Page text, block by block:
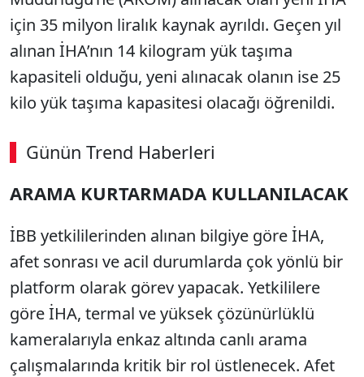
için 35 milyon liralık kaynak ayrıldı. Geçen yıl
alınan İHA’nın 14 kilogram yük taşıma
kapasiteli olduğu, yeni alınacak olanın ise 25
kilo yük taşıma kapasitesi olacağı öğrenildi.
Günün Trend Haberleri
ARAMA KURTARMADA KULLANILACAK
İBB yetkililerinden alınan bilgiye göre İHA,
afet sonrası ve acil durumlarda çok yönlü bir
platform olarak görev yapacak. Yetkililere
göre İHA, termal ve yüksek çözünürlüklü
kameralarıyla enkaz altında canlı arama
çalışmalarında kritik bir rol üstlenecek. Afet